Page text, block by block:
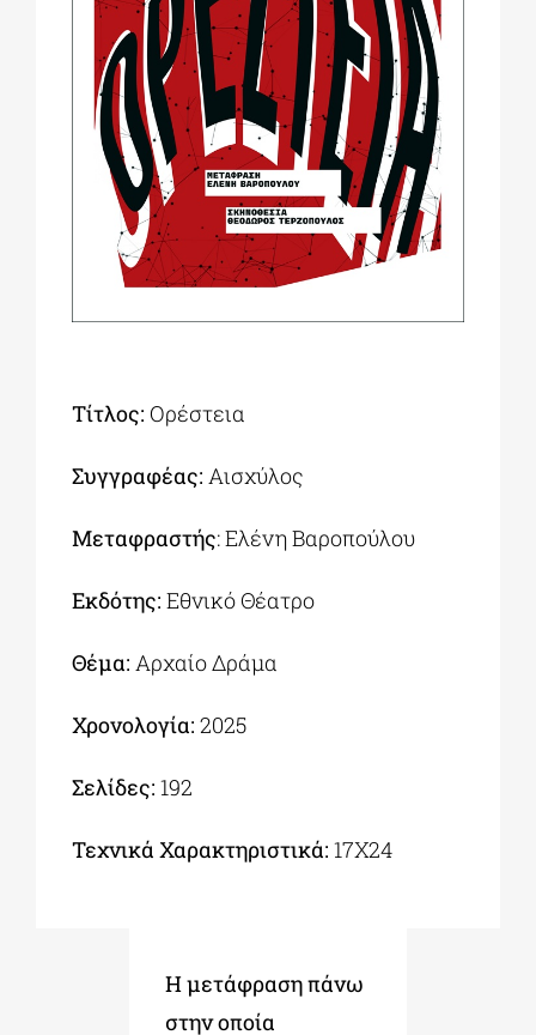
ΔΙΔΑΚΤΟΡΙΚΑ
ΕΚΠΑΙΔΕΥΤΙΚΑ ΙΔΡΥΜΑΤΑ
ΠΟΛΙΤΙΣΤΙΚΟΙ ΦΟΡΕΙΣ
ΕΚΔΗΛΩΣΕΙΣ
Τίτλος: Ορέστεια
Συγγραφέας: Αισχύλος
Μεταφραστής: Ελένη Βαροπούλου
Εκδότης: Εθνικό Θέατρο
Θέμα: Αρχαίο Δράμα
Χρονολογία: 2025
Σελίδες: 192
Τεχνικά Χαρακτηριστικά: 17Χ24
Η μετάφραση πάνω
στην οποία